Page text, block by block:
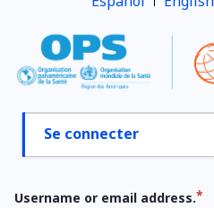
Onglets
Se connecter
Username or email address.